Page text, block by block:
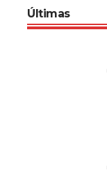
Últimas